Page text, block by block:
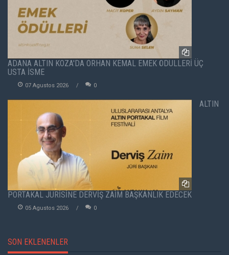
ADANA ALTIN KOZA'DA ORHAN KEMAL EMEK ÖDÜLLERİ ÜÇ
USTA İSME
07 Agustos 2026 0
ALTIN
PORTAKAL JÜRİSİNE DERVİŞ ZAİM BAŞKANLIK EDECEK
05 Agustos 2026 0
SON EKLENENLER